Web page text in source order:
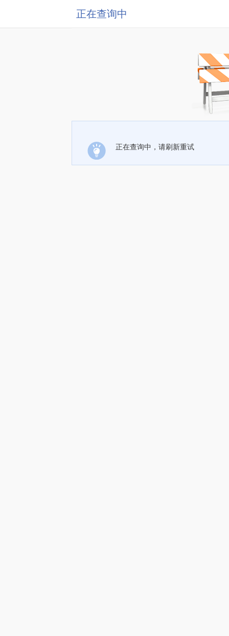
正在查询中
正在查询中，请刷新重试